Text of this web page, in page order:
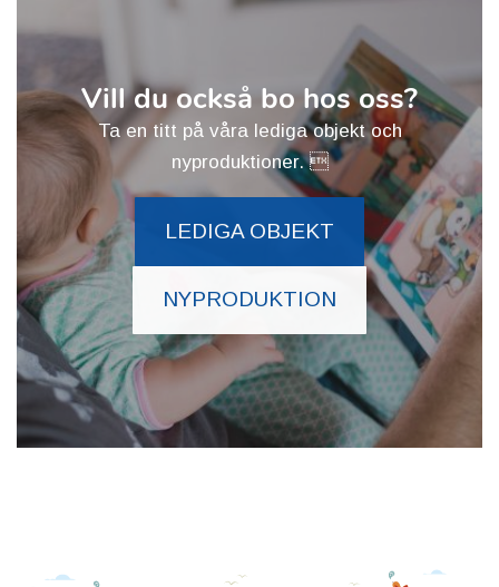
Vill du också bo hos oss?
Ta en titt på våra lediga objekt och
nyproduktioner. 
LEDIGA OBJEKT
NYPRODUKTION